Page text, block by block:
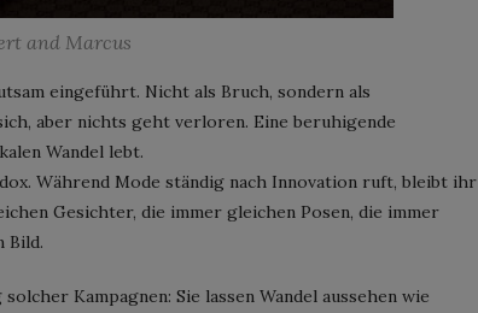
and Marcus
eingeführt. Nicht als Bruch, sondern als
aber nichts geht verloren. Eine beruhigende
Wandel lebt.
Während Mode ständig nach Innovation ruft, bleibt ihr
Gesichter, die immer gleichen Posen, die immer
Bild.
Kampagnen: Sie lassen Wandel aussehen wie